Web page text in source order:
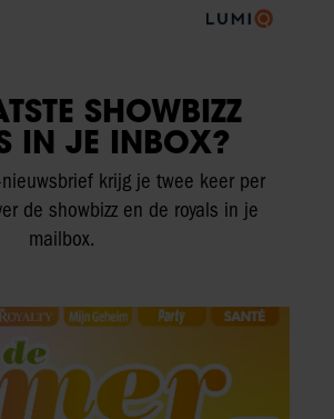
SHOWBIZZ
IN JE INBOX?
krijg je twee keer per
de showbizz en de royals in je
mailbox.